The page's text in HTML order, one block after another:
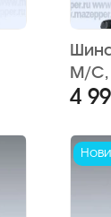
Шина
M/
4